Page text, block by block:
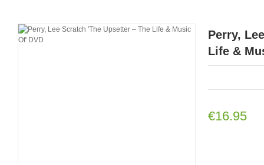
Perry,
Life &
€16.95